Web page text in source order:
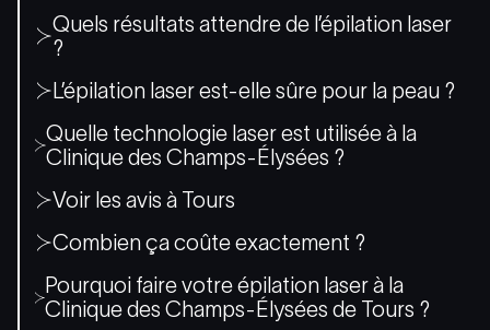
Quels résultats attendre de l’épilation laser
?
L’épilation laser est-elle sûre pour la peau ?
Quelle technologie laser est utilisée à la
Clinique des Champs-Élysées ?
Voir les avis à Tours
Combien ça coûte exactement ?
Pourquoi faire votre épilation laser à la
Clinique des Champs-Élysées de Tours ?